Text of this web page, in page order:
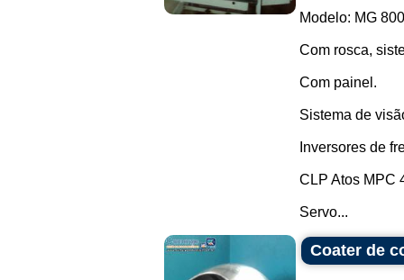
Modelo: MG
Com rosca,
Com painel.
Sistema de
Inversores de
CLP Atos MPC
Servo...
Coater de